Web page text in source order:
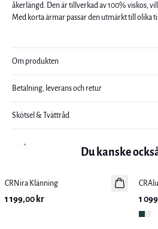
åkerlängd. Den är tillverkad av 100% viskos,
Med korta ärmar passar den utmärkt till olika
Om produkten
Betalning, leverans och retur
Skötsel & Tvättråd
Du kanske
Nyhet
CRNira Klänning
1 199,00 kr 1
Previous slide